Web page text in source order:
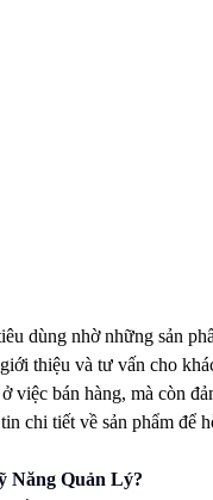
dùng nhờ những sản
thiệu và tư vấn cho
bán hàng, mà còn
chi tiết về sản phẩm để
Năng Quản Lý?